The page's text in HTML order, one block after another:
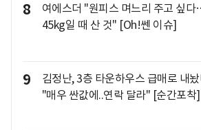
8
여에스더 "원피스 며느리 주고 싶
45kg일 때 산 것" [Oh!쎈 이슈]
9
김정난, 3층 타운하우스 급매로 내
"매우 싼값에..연락 달라" [순간포착]